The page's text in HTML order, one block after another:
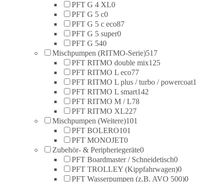
PFT G 4 XL0
PFT G 5 c0
PFT G 5 c eco87
PFT G 5 super0
PFT G 540
Mischpumpen (RITMO-Serie)517
PFT RITMO double mix125
PFT RITMO L eco77
PFT RITMO L plus / turbo / powercoat1
PFT RITMO L smart142
PFT RITMO M / L78
PFT RITMO XL227
Mischpumpen (Weitere)101
PFT BOLERO101
PFT MONOJET0
Zubehör- & Peripheriegeräte0
PFT Boardmaster / Schneidetisch0
PFT TROLLEY (Kippfahrwagen)0
PFT Wasserpumpen (z.B. AVO 500)0